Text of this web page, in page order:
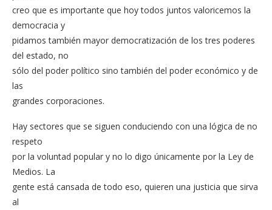
creo que es importante que hoy todos juntos valoricemos la
democracia y
pidamos también mayor democratización de los tres poderes
del estado, no
sólo del poder político sino también del poder económico y de
las
grandes corporaciones.
Hay sectores que se siguen conduciendo con una lógica de no
respeto
por la voluntad popular y no lo digo únicamente por la Ley de
Medios. La
gente está cansada de todo eso, quieren una justicia que sirva
al